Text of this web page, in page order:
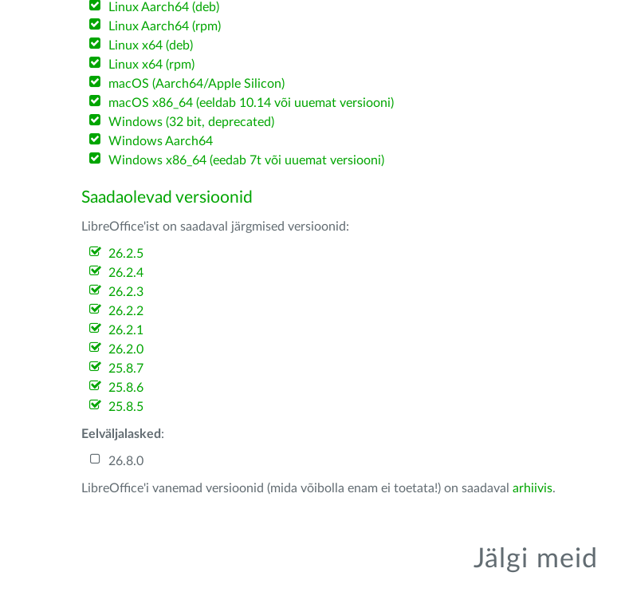
Linux Aarch64 (deb)
Linux Aarch64 (rpm)
Linux x64 (deb)
Linux x64 (rpm)
macOS (Aarch64/Apple Silicon)
macOS x86_64 (eeldab 10.14 või uuemat versiooni)
Windows (32 bit, deprecated)
Windows Aarch64
Windows x86_64 (eedab 7t või uuemat versiooni)
Saadaolevad versioonid
LibreOffice'ist on saadaval järgmised versioonid:
26.2.5
26.2.4
26.2.3
26.2.2
26.2.1
26.2.0
25.8.7
25.8.6
25.8.5
Eelväljalasked :
26.8.0
LibreOffice'i vanemad versioonid (mida võibolla enam ei toetata!) on saadaval arhiivis.
Jälgi meid